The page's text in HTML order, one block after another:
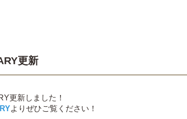
更新
更新しました！
よりぜひご覧ください！